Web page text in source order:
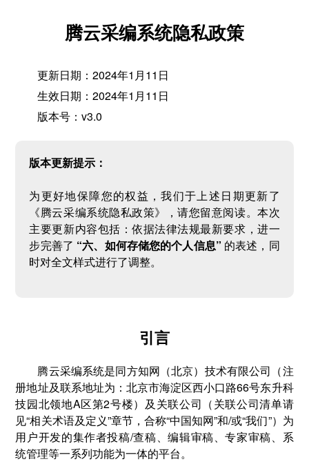
腾云采编系统隐私政策
更新日期：2024年1月11日
生效日期：2024年1月11日
版本号：v3.0
版本更新提示：
为更好地保障您的权益，我们于上述日期更新了
《腾云采编系统隐私政策》，请您留意阅读。本次
主要更新内容包括：依据法律法规最新要求，进一
步完善了 “六、如何存储您的个人信息” 的表述，同
时对全文样式进行了调整。
引言
腾云采编系统是同方知网（北京）技术有限公司（注
册地址及联系地址为：北京市海淀区西小口路66号东升科
技园北领地A区第2号楼）及关联公司（关联公司清单请
见“相关术语及定义”章节，合称“中国知网”和/或“我们”）为
用户开发的集作者投稿/查稿、编辑审稿、专家审稿、系
统管理等一系列功能为一体的平台。